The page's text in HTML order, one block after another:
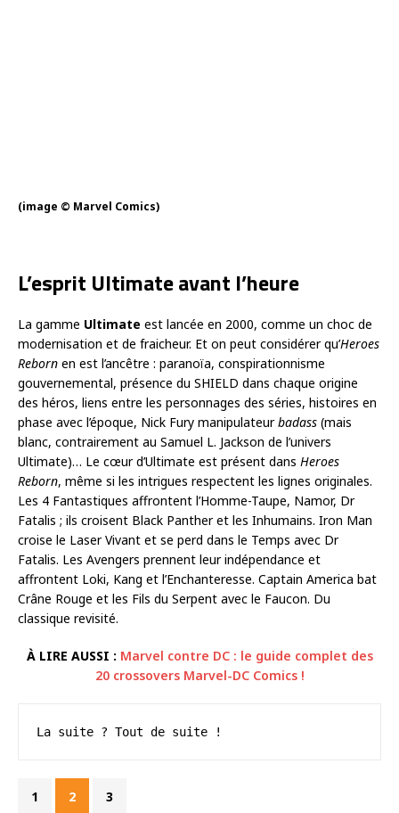
(image © Marvel Comics)
L’esprit Ultimate avant l’heure
La gamme Ultimate est lancée en 2000, comme un choc de
modernisation et de fraicheur. Et on peut considérer qu’Heroes
Reborn en est l’ancêtre : paranoïa, conspirationnisme
gouvernemental, présence du SHIELD dans chaque origine
des héros, liens entre les personnages des séries, histoires en
phase avec l’époque, Nick Fury manipulateurbadass (mais
blanc, contrairement au Samuel L. Jackson de l’univers
Ultimate)… Le cœur d’Ultimate est présent dans Heroes
Reborn, même si les intrigues respectent les lignes originales.
Les 4 Fantastiques affrontent l’Homme-Taupe, Namor, Dr
Fatalis ; ils croisent Black Panther et les Inhumains. Iron Man
croise le Laser Vivant et se perd dans le Temps avec Dr
Fatalis. Les Avengers prennent leur indépendance et
affrontent Loki, Kang et l’Enchanteresse. Captain America bat
Crâne Rouge et les Fils du Serpent avec le Faucon. Du
classique revisité.
À LIRE AUSSI : Marvel contre DC : le guide complet des
20 crossovers Marvel-DC Comics !
La suite ? Tout de suite !
1 2 3